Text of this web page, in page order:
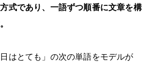
式であり、一語ずつ順番に文章を構
はとても」の次の単語をモデルが